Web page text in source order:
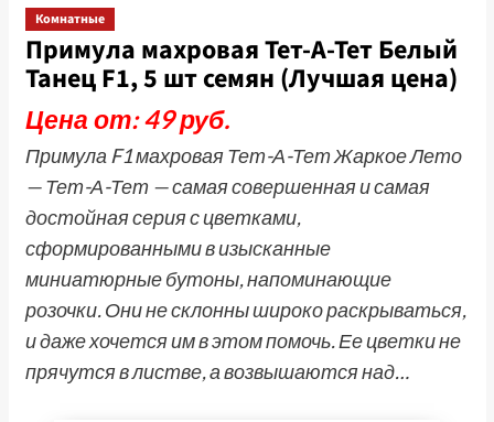
Комнатные
Примула махровая Тет-А-Тет Белый
Танец F1, 5 шт семян (Лучшая цена)
Цена от: 49 руб.
Примула F1 махровая Тет-А-Тет Жаркое Лето
— Тет-А-Тет — самая совершенная и самая
достойная серия с цветками,
сформированными в изысканные
миниатюрные бутоны, напоминающие
розочки. Они не склонны широко раскрываться,
и даже хочется им в этом помочь. Ее цветки не
прячутся в листве, а возвышаются над…